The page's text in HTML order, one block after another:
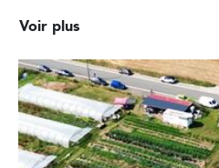
Voir plus